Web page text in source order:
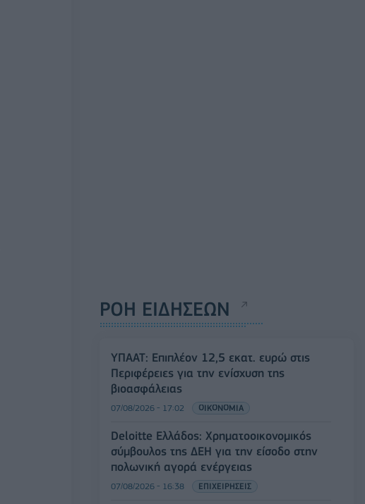
ΡΟΗ ΕΙΔΗΣΕΩΝ
ΥΠΑΑΤ: Επιπλέον 12,5 εκατ. ευρώ στις
Περιφέρειες για την ενίσχυση της
βιοασφάλειας
07/08/2026 - 17:02 ΟΙΚΟΝΟΜΙΑ
Deloitte Ελλάδος: Χρηματοοικονομικός
σύμβουλος της ΔΕΗ για την είσοδο στην
πολωνική αγορά ενέργειας
07/08/2026 - 16:38 ΕΠΙΧΕΙΡΗΣΕΙΣ